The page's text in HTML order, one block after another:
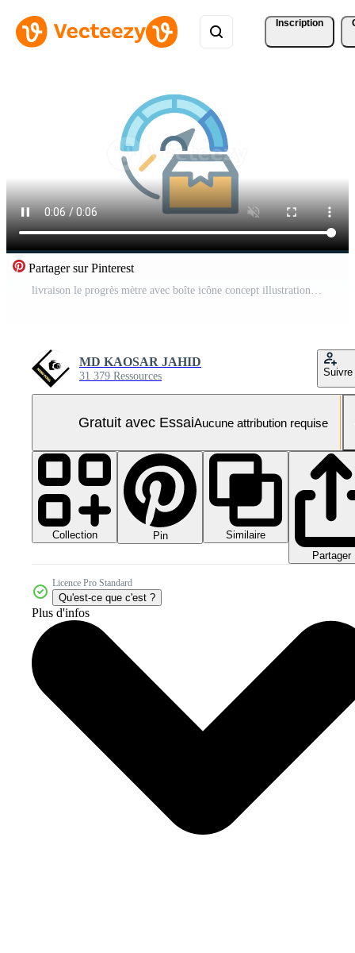
Inscription
Partager sur Pinterest
livraison le progrès mètre avec boîte icône concept illustration Vidéo Pro
MD KAOSAR JAHID
31 379 Ressources Suivre
Gratuit avec EssaiAucune attribution requise
Collection Pin
Similaire
Partager
Licence Pro Standard
Qu'est-ce que c'est ?
Plus d'infos